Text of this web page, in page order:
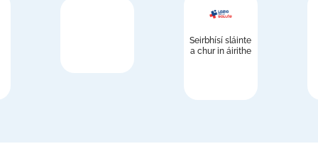
Seirbhísí sláinte
a chur in áirithe